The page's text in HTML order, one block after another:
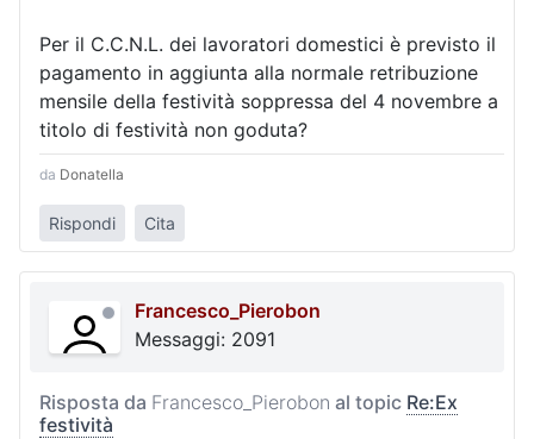
Per il C.C.N.L. dei lavoratori domestici è previsto il
pagamento in aggiunta alla normale retribuzione
mensile della festività soppressa del 4 novembre a
titolo di festività non goduta?
da Donatella
Rispondi Cita
Francesco_Pierobon
Messaggi: 2091
Risposta da Francesco_Pierobon al topic Re:Ex
festività